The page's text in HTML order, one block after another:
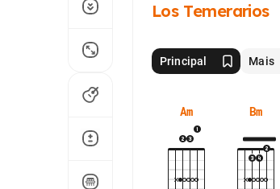
Los Temerarios
Principal Mais
Am Bm